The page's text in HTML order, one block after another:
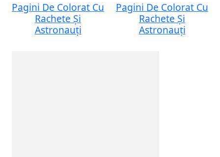
Pagini De Colorat Cu
Rachete Și
Astronauți
Pagini De Colorat Cu
Rachete Și
Astronauți